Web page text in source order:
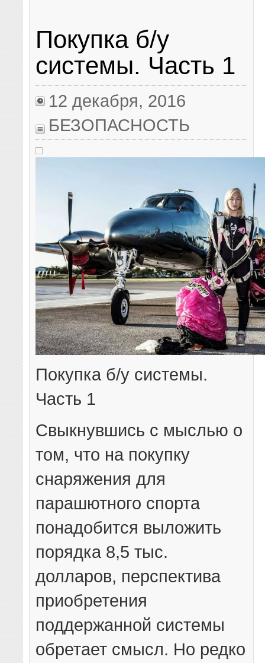
Покупка б/у
системы. Часть 1
12 декабря, 2016
БЕЗОПАСНОСТЬ
Покупка б/у системы.
Часть 1
Свыкнувшись с мыслью о
том, что на покупку
снаряжения для
парашютного спорта
понадобится выложить
порядка 8,5 тыс.
долларов, перспектива
приобретения
поддержанной системы
обретает смысл. Но редко